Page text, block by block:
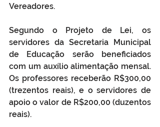
Vereadores.
Segundo o Projeto de Lei, os
servidores da Secretaria Municipal
de Educação serão beneficiados
com um auxílio alimentação mensal.
Os professores receberão R$300,00
(trezentos reais), e o servidores de
apoio o valor de R$200,00 (duzentos
reais).